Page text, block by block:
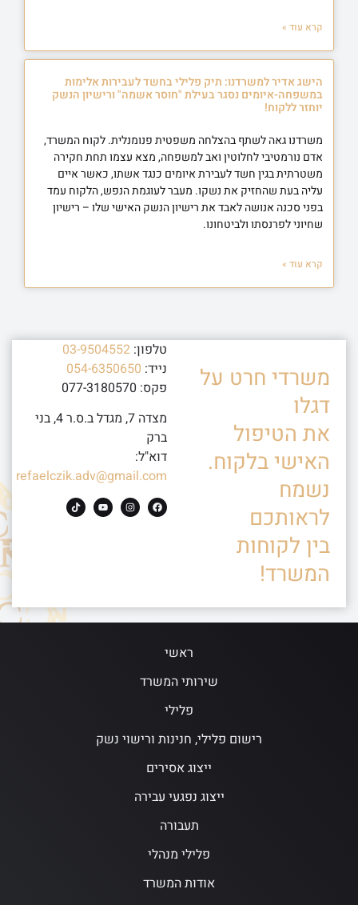
קרא עוד »
הישג אדיר למשרדנו: תיק פלילי בחשד לעבירות אלימות
במשפחה-איומים נסגר בעילת "חוסר אשמה" ורישיון הנשק
יוחזר ללקוח!
משרדנו גאה לשתף בהצלחה משפטית פנומנלית. לקוח המשרד,
אדם נורמטיבי לחלוטין ואב למשפחה, מצא עצמו תחת חקירה
משטרתית בגין חשד לעבירת איומים כנגד אשתו, כאשר איים
עליה בעת שהחזיק את נשקו. מעבר לעוגמת הנפש, הלקוח עמד
בפני סכנה אנושה לאבד את רישיון הנשק האישי שלו – רישיון
שחיוני לפרנסתו ולביטחונו.
קרא עוד »
משרדי חרט על
דגלו
את הטיפול
האישי בלקוח.
נשמח
לראותכם
בין לקוחות
המשרד!
טלפון: 03-9504552
נייד: 054-6350650
פקס: 077-3180570
מצדה 7, מגדל ב.ס.ר 4, בני
ברק
דוא"ל:
refaelczik.adv@gmail.com
ראשי
שירותי המשרד
פלילי
רישום פלילי, חנינות ורישוי נשק
ייצוג אסירים
ייצוג נפגעי עבירה
תעבורה
פלילי מנהלי
אודות המשרד